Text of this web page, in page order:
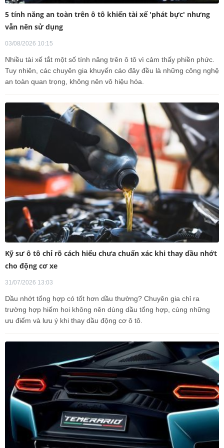
5 tính năng an toàn trên ô tô khiến tài xế 'phát bực' nhưng
vẫn nên sử dụng
03/08/2026 10:15
Nhiều tài xế tắt một số tính năng trên ô tô vì cảm thấy phiền phức.
Tuy nhiên, các chuyên gia khuyến cáo đây đều là những công nghệ
an toàn quan trọng, không nên vô hiệu hóa.
Kỹ sư ô tô chỉ rõ cách hiểu chưa chuẩn xác khi thay dầu nhớt
cho động cơ xe
31/07/2026 13:03
Dầu nhớt tổng hợp có tốt hơn dầu thường? Chuyên gia chỉ ra
trường hợp hiếm hoi không nên dùng dầu tổng hợp, cùng những
ưu điểm và lưu ý khi thay dầu động cơ ô tô.